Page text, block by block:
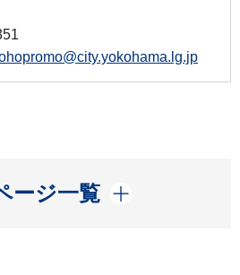
ージ一覧
開く